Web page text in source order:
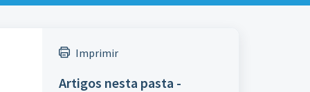
Imprimir
Artigos nesta pasta -